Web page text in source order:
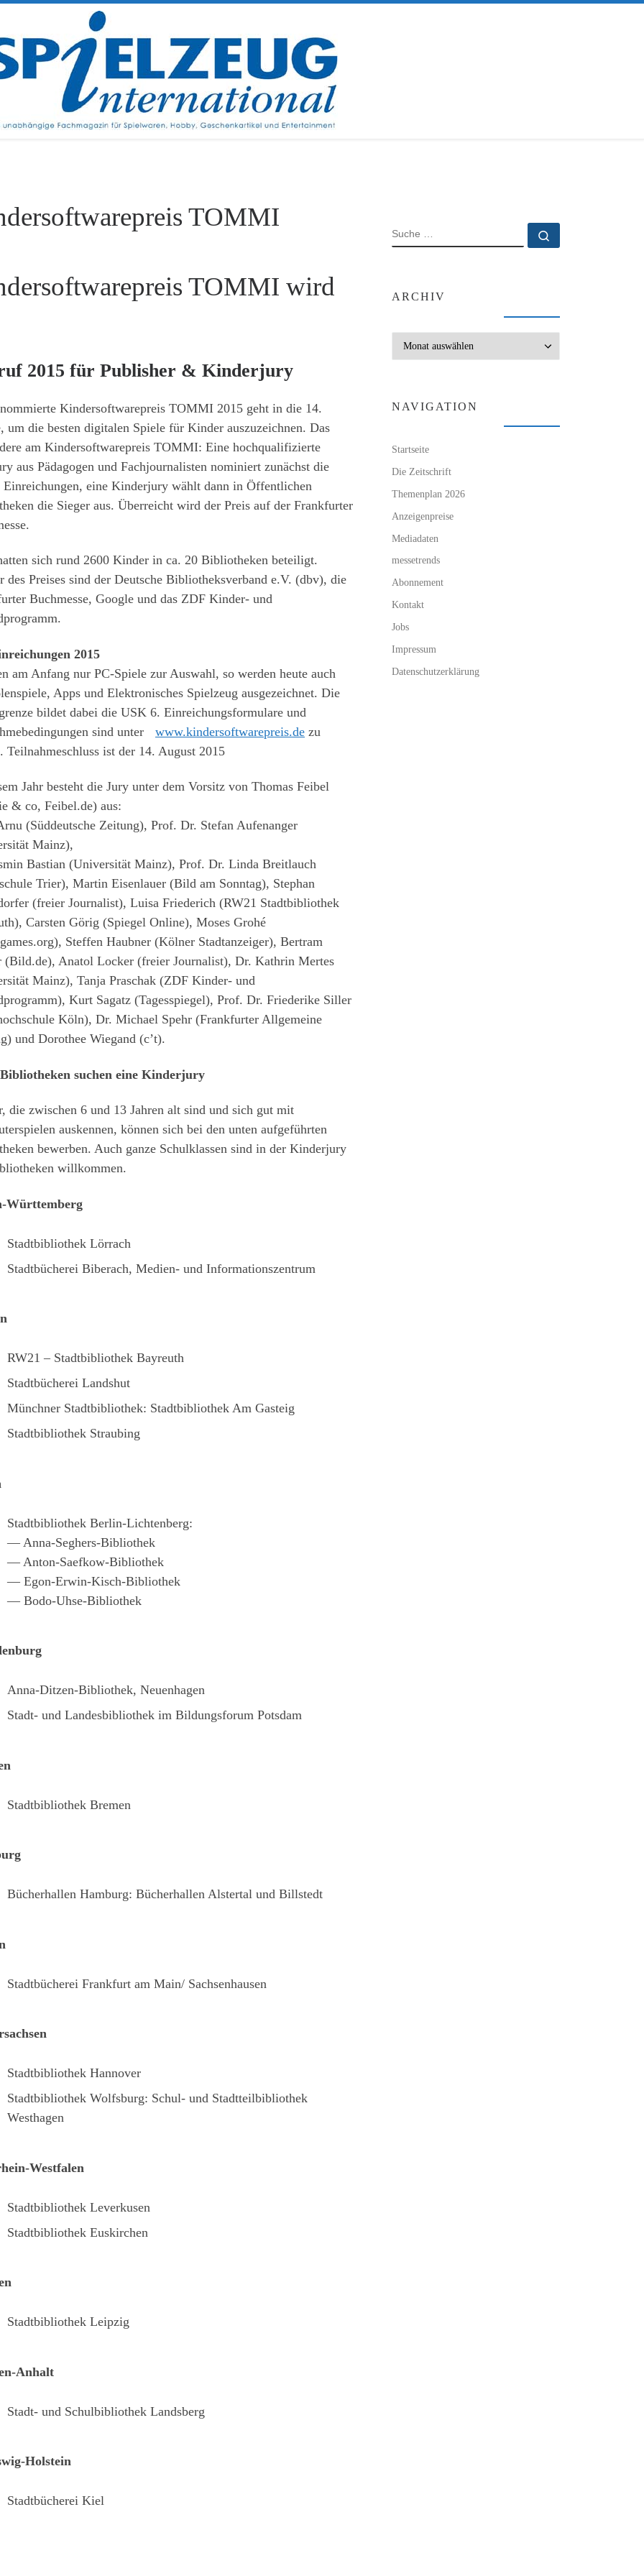
TOMMI
TOMMI wird
2015 für Publisher & Kinderjury
Kindersoftwarepreis TOMMI 2015 geht in die 14.
um die besten digitalen Spiele für Kinder auszuzeichnen. Das
am Kindersoftwarepreis TOMMI: Eine hochqualifizierte
aus Pädagogen und Fachjournalisten nominiert zunächst die
Einreichungen, eine Kinderjury wählt dann in Öffentlichen
die Sieger aus. Überreicht wird der Preis auf der Frankfurter
sich rund 2600 Kinder in ca. 20 Bibliotheken beteiligt.
des Preises sind der Deutsche Bibliotheksverband e.V. (dbv), die
Buchmesse, Google und das ZDF Kinder- und
2015
am Anfang nur PC-Spiele zur Auswahl, so werden heute auch
Apps und Elektronisches Spielzeug ausgezeichnet. Die
bildet dabei die USK 6. Einreichungsformulare und
sind unter www.kindersoftwarepreis.de zu
Teilnahmeschluss ist der 14. August 2015
Jahr besteht die Jury unter dem Vorsitz von Thomas Feibel
& co, Feibel.de) aus:
(Süddeutsche Zeitung), Prof. Dr. Stefan Aufenanger
Mainz),
Bastian (Universität Mainz), Prof. Dr. Linda Breitlauch
Trier), Martin Eisenlauer (Bild am Sonntag), Stephan
(freier Journalist), Luisa Friederich (RW21 Stadtbibliothek
Carsten Görig (Spiegel Online), Moses Grohé
Steffen Haubner (Kölner Stadtanzeiger), Bertram
(Bild.de), Anatol Locker (freier Journalist), Dr. Kathrin Mertes
Mainz), Tanja Praschak (ZDF Kinder- und
Kurt Sagatz (Tagesspiegel), Prof. Dr. Friederike Siller
Köln), Dr. Michael Spehr (Frankfurter Allgemeine
und Dorothee Wiegand (c’t).
suchen eine Kinderjury
die zwischen 6 und 13 Jahren alt sind und sich gut mit
auskennen, können sich bei den unten aufgeführten
bewerben. Auch ganze Schulklassen sind in der Kinderjury
willkommen.
Württemberg
Stadtbibliothek Lörrach
Stadtbücherei Biberach, Medien- und Informationszentrum
RW21 – Stadtbibliothek Bayreuth
Stadtbücherei Landshut
Münchner Stadtbibliothek: Stadtbibliothek Am Gasteig
Stadtbibliothek Straubing
Stadtbibliothek Berlin-Lichtenberg:
— Anna-Seghers-Bibliothek
— Anton-Saefkow-Bibliothek
— Egon-Erwin-Kisch-Bibliothek
— Bodo-Uhse-Bibliothek
Anna-Ditzen-Bibliothek, Neuenhagen
Stadt- und Landesbibliothek im Bildungsforum Potsdam
Stadtbibliothek Bremen
Bücherhallen Hamburg: Bücherhallen Alstertal und Billstedt
Stadtbücherei Frankfurt am Main/ Sachsenhausen
Stadtbibliothek Hannover
Stadtbibliothek Wolfsburg: Schul- und Stadtteilbibliothek
Westhagen
Westfalen
Stadtbibliothek Leverkusen
Stadtbibliothek Euskirchen
Stadtbibliothek Leipzig
Anhalt
Stadt- und Schulbibliothek Landsberg
Holstein
Stadtbücherei Kiel
SUCHE
ARCHIV
NAVIGATION
Startseite
Die Zeitschrift
Themenplan 2026
Anzeigenpreise
Mediadaten
messetrends
Abonnement
Kontakt
Jobs
Impressum
Datenschutzerklärung